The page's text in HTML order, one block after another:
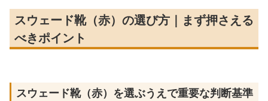
スウェード靴（赤）の選び方｜まず押さえる
べきポイント
スウェード靴（赤）を選ぶうえで重要な判断基準